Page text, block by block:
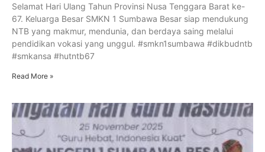
Selamat Hari Ulang Tahun Provinsi Nusa Tenggara Barat ke-
67. Keluarga Besar SMKN 1 Sumbawa Besar siap mendukung
NTB yang makmur, mendunia, dan berdaya saing melalui
pendidikan vokasi yang unggul. #smkn1sumbawa #dikbudntb
#smkansa #hutntb67
Read More »